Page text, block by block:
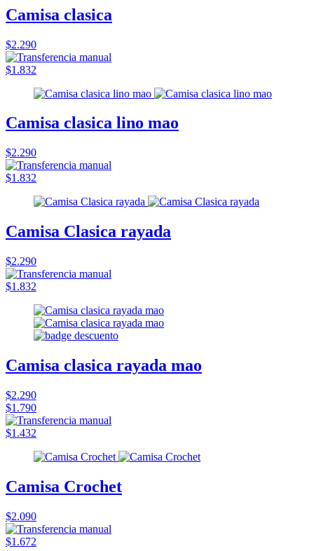
Camisa clasica
$2.290
$1.832
Camisa clasica lino mao
$2.290
$1.832
Camisa Clasica rayada
$2.290
$1.832
Camisa clasica rayada mao
$2.290
$1.790
$1.432
Camisa Crochet
$2.090
$1.672